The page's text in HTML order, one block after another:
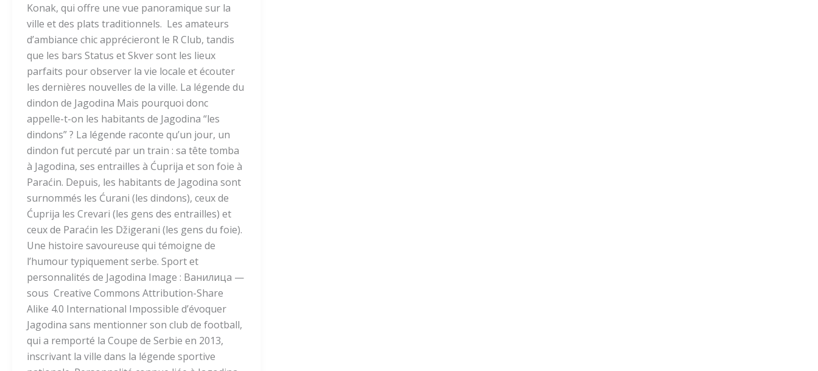
Konak, qui offre une vue panoramique sur la
ville et des plats traditionnels. Les amateurs
d’ambiance chic apprécieront le R Club, tandis
que les bars Status et Skver sont les lieux
parfaits pour observer la vie locale et écouter
les dernières nouvelles de la ville. La légende du
dindon de Jagodina Mais pourquoi donc
appelle-t-on les habitants de Jagodina “les
dindons” ? La légende raconte qu’un jour, un
dindon fut percuté par un train : sa tête tomba
à Jagodina, ses entrailles à Ćuprija et son foie à
Paraćin. Depuis, les habitants de Jagodina sont
surnommés les Ćurani (les dindons), ceux de
Ćuprija les Crevari (les gens des entrailles) et
ceux de Paraćin les Džigerani (les gens du foie).
Une histoire savoureuse qui témoigne de
l’humour typiquement serbe. Sport et
personnalités de Jagodina Image : Ванилица —
sous Creative Commons Attribution-Share
Alike 4.0 International Impossible d’évoquer
Jagodina sans mentionner son club de football,
qui a remporté la Coupe de Serbie en 2013,
inscrivant la ville dans la légende sportive